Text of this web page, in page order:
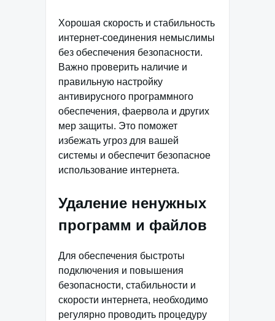
Хорошая скорость и стабильность
интернет-соединения немыслимы
без обеспечения безопасности.
Важно проверить наличие и
правильную настройку
антивирусного программного
обеспечения, фаервола и других
мер защиты. Это поможет
избежать угроз для вашей
системы и обеспечит безопасное
использование интернета.
Удаление ненужных
программ и файлов
Для обеспечения быстроты
подключения и повышения
безопасности, стабильности и
скорости интернета, необходимо
регулярно проводить процедуру